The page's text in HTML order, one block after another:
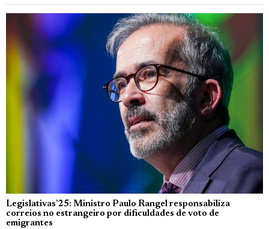
Legislativas’25: Ministro Paulo Rangel responsabiliza
correios no estrangeiro por dificuldades de voto de
emigrantes